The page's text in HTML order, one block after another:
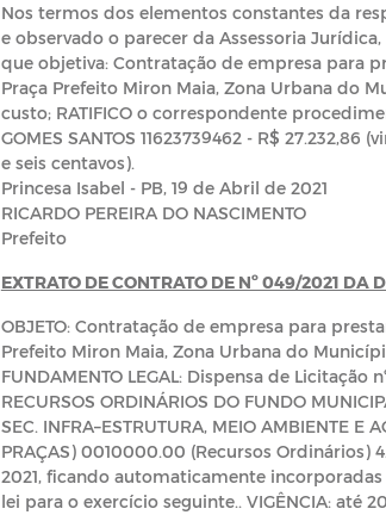
Nos termos dos elementos constantes da
e observado o parecer da Assessoria
que objetiva: Contratação de empresa para
Praça Prefeito Miron Maia, Zona Urbana do
custo; RATIFICO o correspondente
GOMES SANTOS 11623739462 - R$
e seis centavos).
Princesa Isabel - PB, 19 de Abril de 2021
RICARDO PEREIRA DO NASCIMENTO
Prefeito
EXTRATO DE CONTRATO DE Nº 049/2021 DA
OBJETO: Contratação de empresa para
Prefeito Miron Maia, Zona Urbana do
FUNDAMENTO LEGAL: Dispensa de Licitação
RECURSOS ORDINÁRIOS DO FUNDO
SEC. INFRA–ESTRUTURA, MEIO AMBIENTE E
PRAÇAS) 0010000.00 (Recursos Ordinários)
2021, ficando automaticamente
lei para o exercício seguinte.. VIGÊNCIA: até